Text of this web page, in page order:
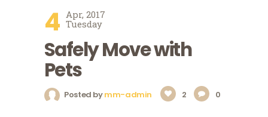
4 Apr, 2017
Tuesday
Safely Move with
Pets
Posted bymm-admin 2 0